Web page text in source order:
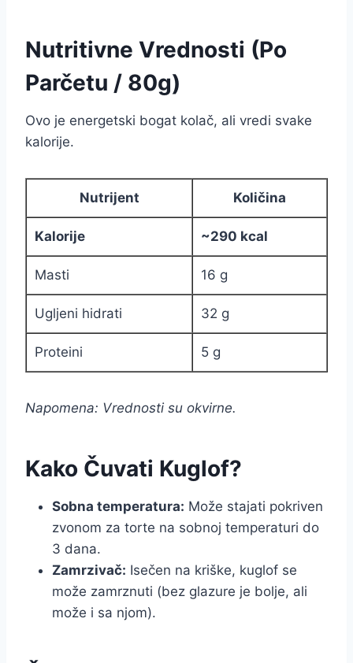
Nutritivne Vrednosti (Po
Parčetu / 80g)
Ovo je energetski bogat kolač, ali vredi svake
kalorije.
Nutrijent Količina
Kalorije ~290 kcal
Masti 16 g
Ugljeni hidrati 32 g
Proteini 5 g
Napomena: Vrednosti su okvirne.
Kako Čuvati Kuglof?
Sobna temperatura: Može stajati pokriven
zvonom za torte na sobnoj temperaturi do
3 dana.
Zamrzivač: Isečen na kriške, kuglof se
može zamrznuti (bez glazure je bolje, ali
može i sa njom).